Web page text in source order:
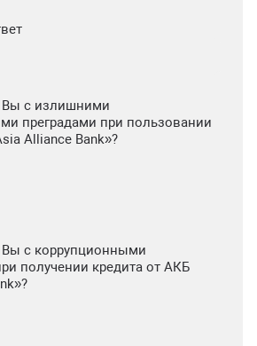
Вы с излишними
преградами при пользовании
Alliance Bank»?
Вы с коррупционными
получении кредита от АКБ